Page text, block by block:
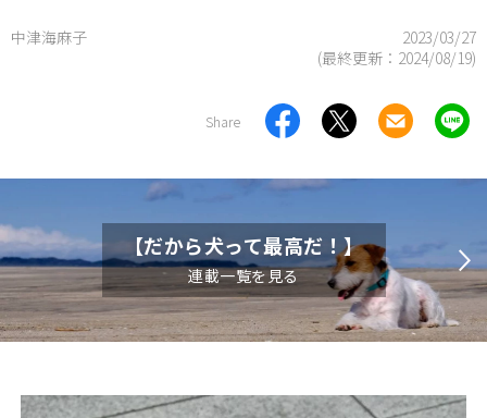
中津海麻子
2023/03/27
(最終更新： 2024/08/19)
Share
【だから犬って最高だ！】
連載一覧を見る